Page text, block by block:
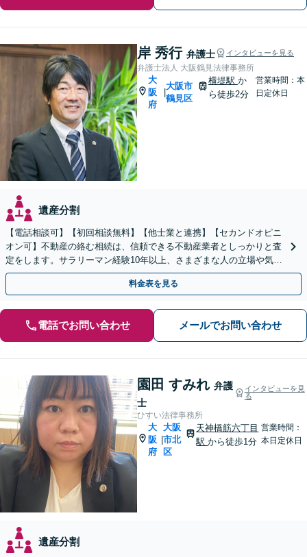
岸 秀行 弁護士 インタビューを見る
弁護士法人 大阪鶴見法律事務所
大
阪
府
大阪市
鶴見区
横堤駅 か
ら徒歩2分
営業時間：本
日定休日
遺産分割
【電話相談可】【初回相談無料】【他士業と連携】【セカンドオピニ
オン可】不動産の絡む相続は、信頼できる不動産業者としっかりと査
定をします。サラリーマン経験10年以上、さまざまな人の立場や気持
ちが分かります。遺産分割や相続放棄もお任せください。
料金表を見る
電話でお問い合わせ メールでお問い合わせ
園田 すみれ 弁護
士
インタビューを見
る
ひすい法律事務所
大
阪
府
|
大阪
市北
区
天神橋筋六丁目
駅から徒歩1分
営業時間：
本日定休日
遺産分割